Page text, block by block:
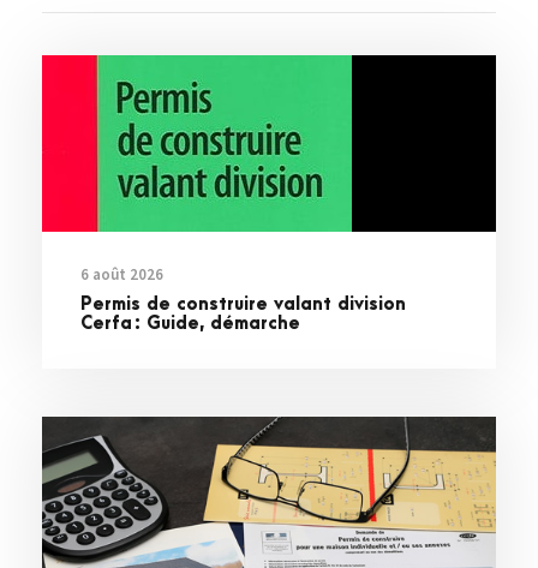
6 août 2026
Permis de construire valant division
Cerfa : Guide, démarche